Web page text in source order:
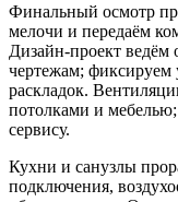
Финальный осмотр
мелочи и передаём
Дизайн‑проект
чертежам;
раскладок.
потолками и мебелью;
сервису.
Кухни и санузлы
подключения,